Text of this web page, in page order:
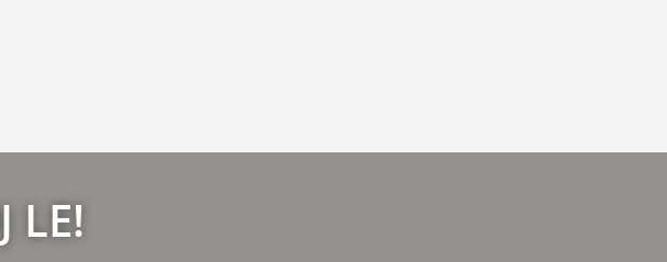
LE!